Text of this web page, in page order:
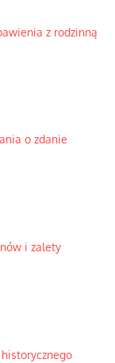
z rodzinną
o zdanie
i zalety